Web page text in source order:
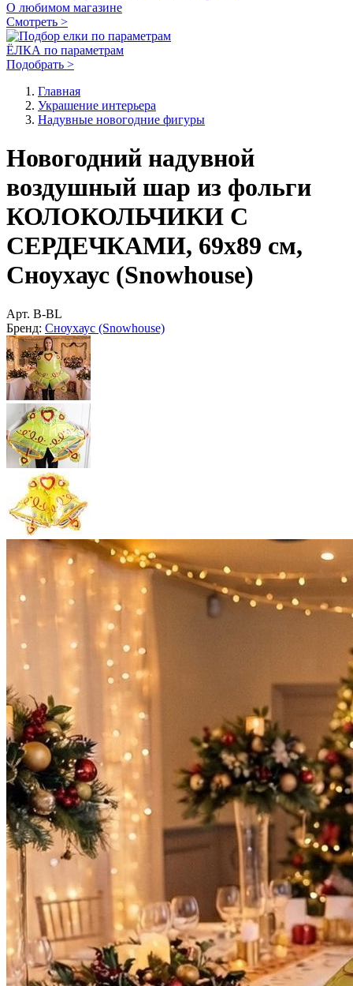
О любимом магазине
Смотреть >
ЁЛКА по параметрам
Подобрать >
Главная
Украшение интерьера
Надувные новогодние фигуры
Новогодний надувной
воздушный шар из фольги
КОЛОКОЛЬЧИКИ С
СЕРДЕЧКАМИ, 69х89 см,
Сноухаус (Snowhouse)
Арт. B-BL
Бренд: Сноухаус (Snowhouse)